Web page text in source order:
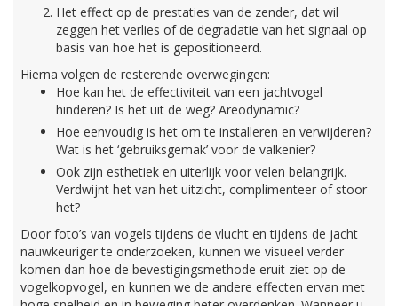
Het effect op de prestaties van de zender, dat wil
zeggen het verlies of de degradatie van het signaal op
basis van hoe het is gepositioneerd.
Hierna volgen de resterende overwegingen:
Hoe kan het de effectiviteit van een jachtvogel
hinderen? Is het uit de weg? Areodynamic?
Hoe eenvoudig is het om te installeren en verwijderen?
Wat is het ‘gebruiksgemak’ voor de valkenier?
Ook zijn esthetiek en uiterlijk voor velen belangrijk.
Verdwijnt het van het uitzicht, complimenteer of stoor
het?
Door foto’s van vogels tijdens de vlucht en tijdens de jacht
nauwkeuriger te onderzoeken, kunnen we visueel verder
komen dan hoe de bevestigingsmethode eruit ziet op de
vogelkopvogel, en kunnen we de andere effecten ervan met